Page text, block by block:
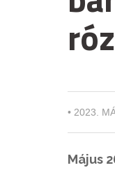
• 2023.
Május